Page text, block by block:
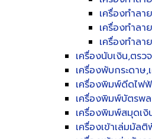
เครื่องทำลา
เครื่องทำลา
เครื่องทำลา
เครื่องนับเงิน,ตรว
เครื่องพับกระดาษ
เครื่องพิมพ์ดีดไฟ
เครื่องพิมพ์บัตรพ
เครื่องพิมพ์สมุดเงิ
เครื่องเข้าเล่มมัล